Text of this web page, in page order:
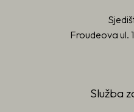
Froudeova ul.
Služba